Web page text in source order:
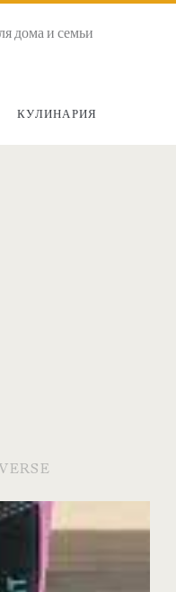
дома и семьи
КУЛИНАРИЯ